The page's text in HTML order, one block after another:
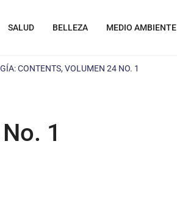
SALUD BELLEZA MEDIO AMBIENTE
CONTENTS, VOLUMEN 24 NO. 1
1